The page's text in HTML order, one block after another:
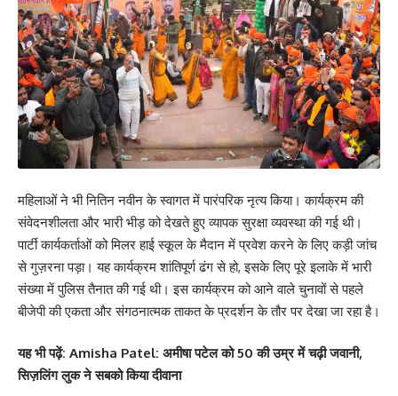
महिलाओं ने भी नितिन नवीन के स्वागत में पारंपरिक नृत्य किया। कार्यक्रम की
संवेदनशीलता और भारी भीड़ को देखते हुए व्यापक सुरक्षा व्यवस्था की गई थी।
पार्टी कार्यकर्ताओं को मिलर हाई स्कूल के मैदान में प्रवेश करने के लिए कड़ी जांच
से गुज़रना पड़ा। यह कार्यक्रम शांतिपूर्ण ढंग से हो, इसके लिए पूरे इलाके में भारी
संख्या में पुलिस तैनात की गई थी। इस कार्यक्रम को आने वाले चुनावों से पहले
बीजेपी की एकता और संगठनात्मक ताकत के प्रदर्शन के तौर पर देखा जा रहा है।
यह भी पढ़ें: Amisha Patel: अमीषा पटेल को 50 की उम्र में चढ़ी जवानी,
सिज़लिंग लुक ने सबको किया दीवाना